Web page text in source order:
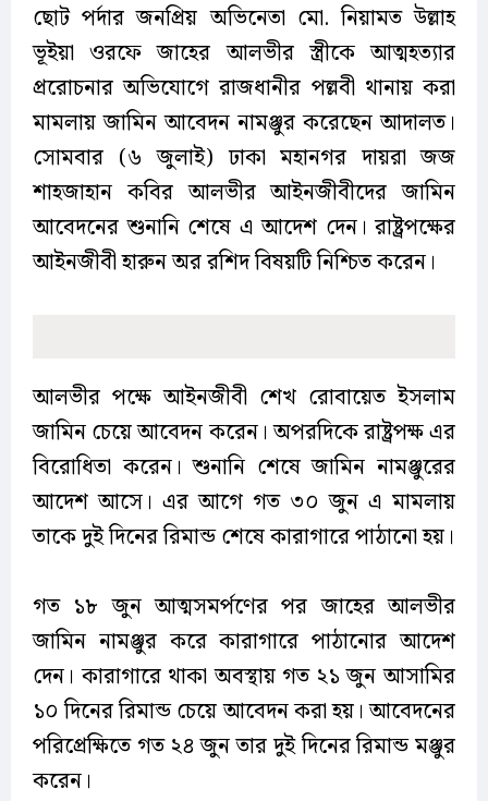
ছোট পর্দার জনপ্রিয় অভিনেতা মো. নিয়ামত উল্লাহ
ভূইয়া ওরফে জাহের আলভীর স্ত্রীকে আত্মহত্যার
প্ররোচনার অভিযোগে রাজধানীর পল্লবী থানায় করা
মামলায় জামিন আবেদন নামঞ্জুর করেছেন আদালত।
সোমবার (৬ জুলাই) ঢাকা মহানগর দায়রা জজ
শাহজাহান কবির আলভীর আইনজীবীদের জামিন
আবেদনের শুনানি শেষে এ আদেশ দেন। রাষ্ট্রপক্ষের
আইনজীবী হারুন অর রশিদ বিষয়টি নিশ্চিত করেন।
আলভীর পক্ষে আইনজীবী শেখ রোবায়েত ইসলাম
জামিন চেয়ে আবেদন করেন। অপরদিকে রাষ্ট্রপক্ষ এর
বিরোধিতা করেন। শুনানি শেষে জামিন নামঞ্জুরের
আদেশ আসে। এর আগে গত ৩০ জুন এ মামলায়
তাকে দুই দিনের রিমান্ড শেষে কারাগারে পাঠানো হয়।
গত ১৮ জুন আত্মসমর্পণের পর জাহের আলভীর
জামিন নামঞ্জুর করে কারাগারে পাঠানোর আদেশ
দেন। কারাগারে থাকা অবস্থায় গত ২১ জুন আসামির
১০ দিনের রিমান্ড চেয়ে আবেদন করা হয়। আবেদনের
পরিপ্রেক্ষিতে গত ২৪ জুন তার দুই দিনের রিমান্ড মঞ্জুর
করেন।